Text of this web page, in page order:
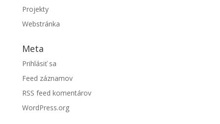
Projekty
Webstránka
Meta
Prihlásiť sa
Feed záznamov
RSS feed komentárov
WordPress.org